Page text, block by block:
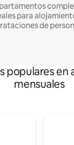
para
de
populares en
mensuales